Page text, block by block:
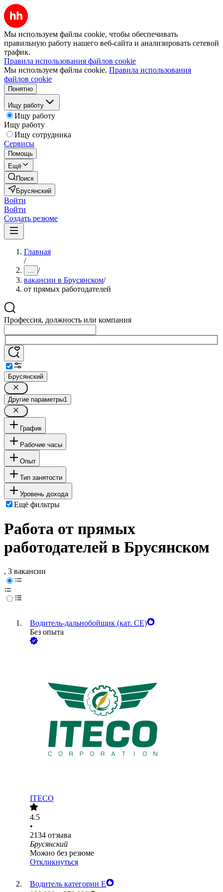
Мы используем файлы cookie, чтобы обеспечивать
правильную работу нашего веб-сайта и анализировать сетевой
трафик.
Правила использования файлов cookie
Мы используем файлы cookie. Правила использования
файлов cookie
Понятно
Ищу работу
Ищу работу
Ищу работу
Ищу сотрудника
Сервисы
Помощь
Ещё
Поиск
Брусянский
Войти
Войти
Создать резюме
Главная
/
... /
вакансии в Брусянском/
от прямых работодателей
Профессия, должность или компания
Брусянский
Другие параметры1
График
Рабочие часы
Опыт
Тип занятости
Уровень дохода
Ещё фильтры
Работа от прямых
работодателей в Брусянском
, 3 вакансии
Водитель-дальнобойщик (кат. CE)
Без опыта
ITECO
4.5
•
2134 отзыва
Брусянский
Можно без резюме
Откликнуться
Водитель категории Е